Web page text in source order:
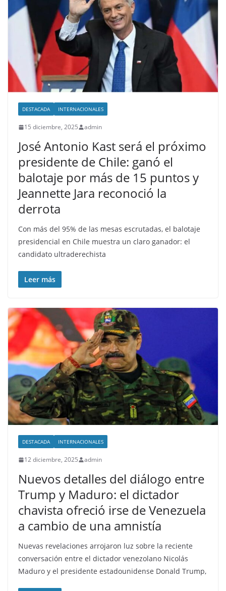
DESTACADA INTERNACIONALES
15 diciembre, 2025 admin
José Antonio Kast será el próximo
presidente de Chile: ganó el
balotaje por más de 15 puntos y
Jeannette Jara reconoció la
derrota
Con más del 95% de las mesas escrutadas, el balotaje
presidencial en Chile muestra un claro ganador: el
candidato ultraderechista
Leer más
DESTACADA INTERNACIONALES
12 diciembre, 2025 admin
Nuevos detalles del diálogo entre
Trump y Maduro: el dictador
chavista ofreció irse de Venezuela
a cambio de una amnistía
Nuevas revelaciones arrojaron luz sobre la reciente
conversación entre el dictador venezolano Nicolás
Maduro y el presidente estadounidense Donald Trump,